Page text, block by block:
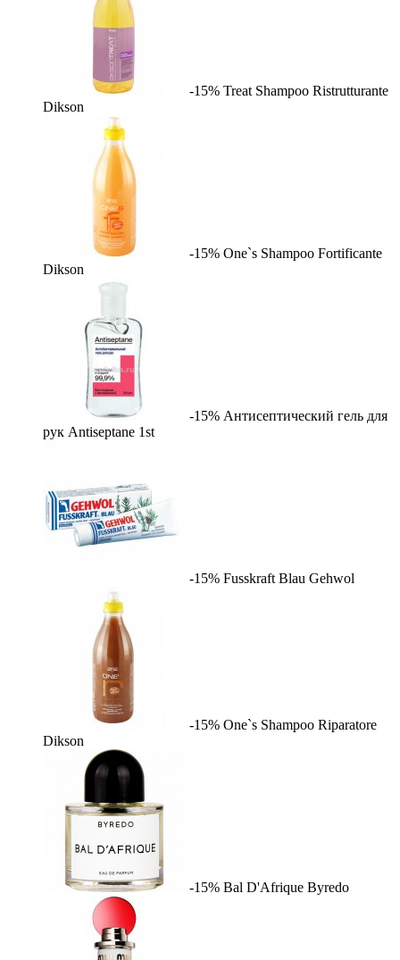
-15% Treat Shampoo Ristrutturante
Dikson
-15% One`s Shampoo Fortificante
Dikson
-15% Антисептический гель для
рук Antiseptane 1st
-15% Fusskraft Blau Gehwol
-15% One`s Shampoo Riparatore
Dikson
-15% Bal D'Afrique Byredo